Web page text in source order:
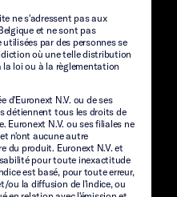
ne s'adressent pas aux
et ne sont pas
par des personnes se
où une telle distribution
loi ou à la règlementation
d'Euronext N.V. ou de ses
détiennent tous les droits de
Euronext N.V. ou ses filiales ne
n'ont aucune autre
du produit. Euronext N.V. et
pour toute inexactitude
est basé, pour toute erreur,
ou la diffusion de l'indice, ou